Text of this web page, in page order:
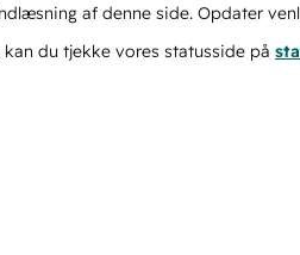
af denne side. Opdater
du tjekke vores statusside på